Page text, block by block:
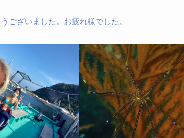
ございました。お疲れ様でした。